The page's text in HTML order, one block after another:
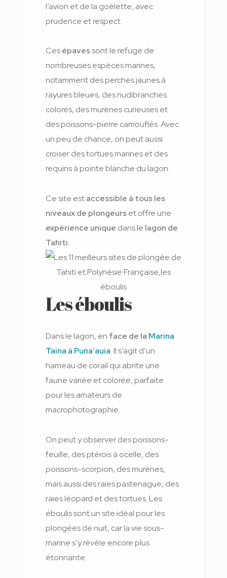
l’avion et de la goélette, avec
prudence et respect.
Cesépavessont le refuge de
nombreuses espèces marines,
notamment des perches jaunes à
rayures bleues, des nudibranches
colorés, des murènes curieuses et
des poissons-pierre camouflés. Avec
un peu de chance, on peut aussi
croiser des tortues marines et des
requins à pointe blanche du lagon.
Ce site estaccessible à tous les
niveaux de plongeurset offre une
expérience unique dans le lagon de
Tahiti.
Les éboulis
Dans le lagon, en face de la Marina
Taina à Puna’auia. Il s’agit d’un
hameau de corail qui abrite une
faune variée et colorée, parfaite
pour les amateurs de
macrophotographie.
On peut y observer des poissons-
feuille, des ptérois à ocelle, des
poissons-scorpion, des murènes,
mais aussi des raies pastenague, des
raies léopard et des tortues. Les
éboulis sont un site idéal pour les
plongées de nuit, car la vie sous-
marine s’y révèle encore plus
étonnante.